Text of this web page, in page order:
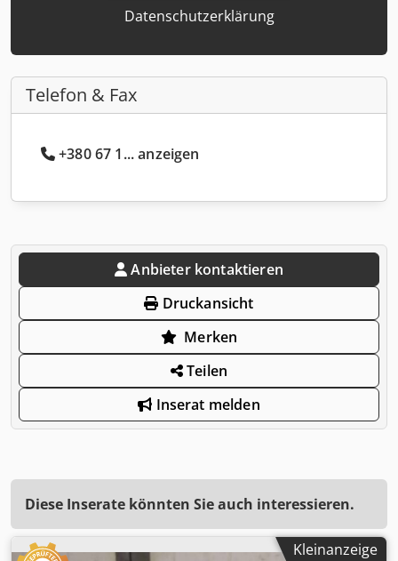
Datenschutzerklärung
Telefon & Fax
+380 67 1... anzeigen
Anbieter kontaktieren
Druckansicht
Merken
Teilen
Inserat melden
Diese Inserate könnten Sie auch interessieren.
Kleinanzeige